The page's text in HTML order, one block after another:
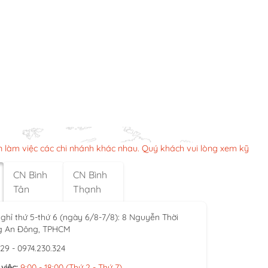
làm việc các chi nhánh khác nhau. Quý khách vui lòng xem kỹ
CN Bình
Tân
CN Bình
Thạnh
thứ 5-thứ 6 (ngày 6/8-7/8): 8 Nguyễn Thời
An Đông, TPHCM
- 0974.230.324